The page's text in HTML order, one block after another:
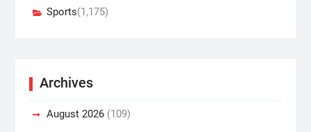
Sports(1,175)
Archives
August 2026(109)